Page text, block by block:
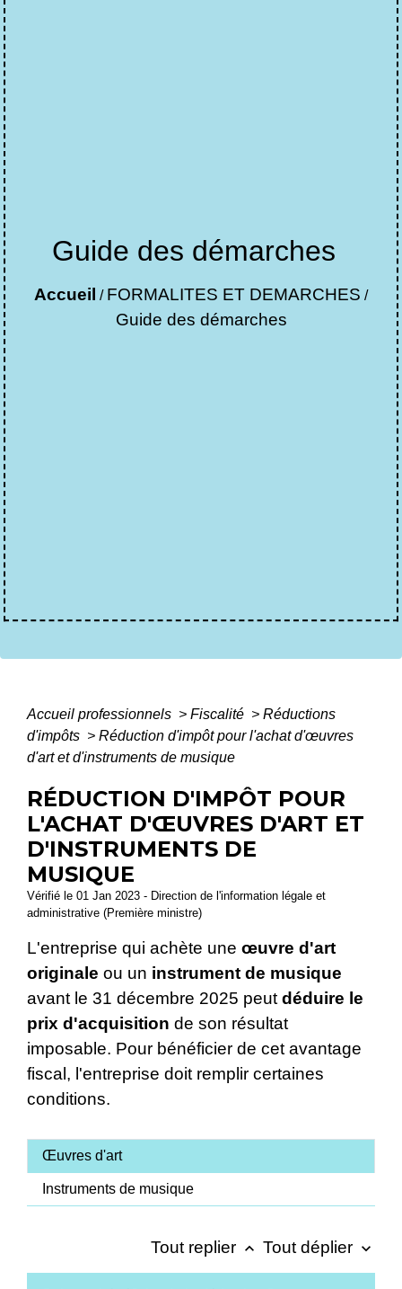
Guide des démarches
Accueil / FORMALITES ET DEMARCHES /
Guide des démarches
Accueil professionnels > Fiscalité > Réductions
d'impôts > Réduction d'impôt pour l'achat d'œuvres
d'art et d'instruments de musique
RÉDUCTION D'IMPÔT POUR
L'ACHAT D'ŒUVRES D'ART ET
D'INSTRUMENTS DE
MUSIQUE
Vérifié le 01 Jan 2023 - Direction de l'information légale et
administrative (Première ministre)
L'entreprise qui achète une œuvre d'art
originale ou un instrument de musique
avant le 31 décembre 2025 peut déduire le
prix d'acquisition de son résultat
imposable. Pour bénéficier de cet avantage
fiscal, l'entreprise doit remplir certaines
conditions.
Œuvres d'art
Instruments de musique
Tout replier keyboard_arrow_up Tout déplier keyboard_arrow_down